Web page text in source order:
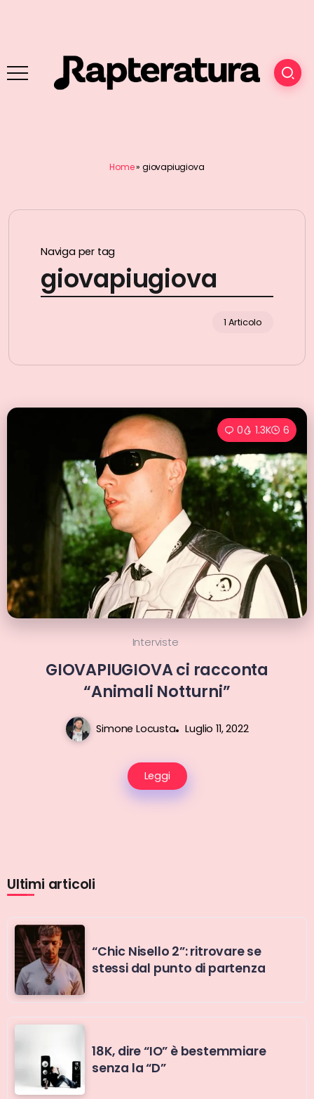
Home»giovapiugiova
Naviga per tag
giovapiugiova
1 Articolo
0 1.3K 6
Interviste
GIOVAPIUGIOVA ci racconta
“Animali Notturni”
Simone Locusta Luglio 11, 2022
Leggi
Ultimi articoli
“Chic Nisello 2”: ritrovare se
stessi dal punto di partenza
18K, dire “IO” è bestemmiare
senza la “D”